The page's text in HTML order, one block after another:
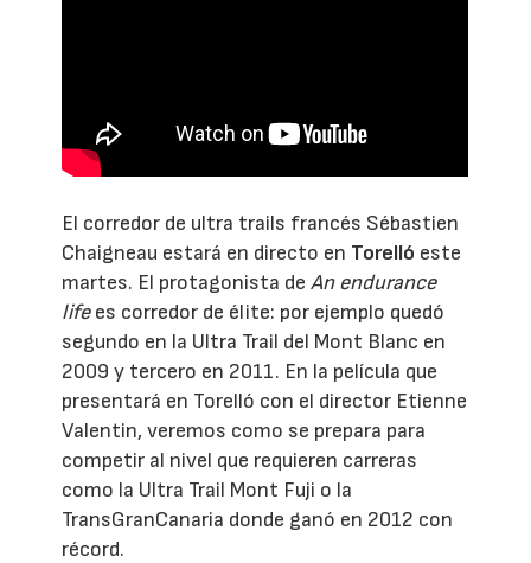
El corredor de ultra trails francés Sébastien
Chaigneau estará en directo en Torelló este
martes. El protagonista deAn endurance
lifees corredor de élite: por ejemplo quedó
segundo en la Ultra Trail del Mont Blanc en
2009 y tercero en 2011. En la película que
presentará en Torelló con el director Etienne
Valentin, veremos como se prepara para
competir al nivel que requieren carreras
como la Ultra Trail Mont Fuji o la
TransGranCanaria donde ganó en 2012 con
récord.